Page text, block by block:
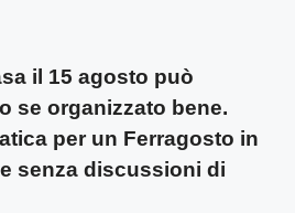
il 15 agosto può
se organizzato bene.
per un Ferragosto in
senza discussioni di